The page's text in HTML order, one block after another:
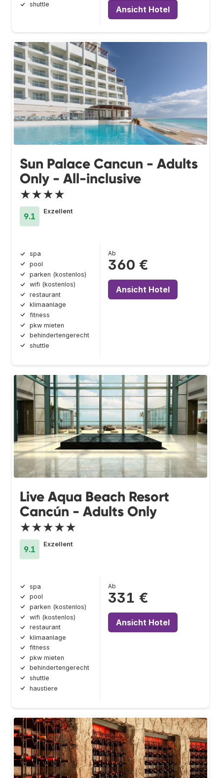
shuttle
Ansicht Hotel
Sun Palace Cancun - Adults
Only - All-inclusive
★★★★
9.1
Exzellent
spa
pool
parken (kostenlos)
wifi (kostenlos)
restaurant
klimaanlage
fitness
pkw mieten
behindertengerecht
shuttle
Ab
360 €
Ansicht Hotel
Live Aqua Beach Resort
Cancún - Adults Only
★★★★★
9.1
Exzellent
spa
pool
parken (kostenlos)
wifi (kostenlos)
restaurant
klimaanlage
fitness
pkw mieten
behindertengerecht
shuttle
haustiere
Ab
331 €
Ansicht Hotel